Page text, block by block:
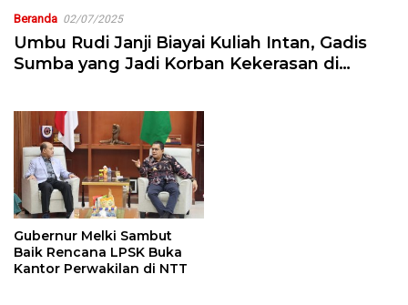
Beranda 02/07/2025
Umbu Rudi Janji Biayai Kuliah Intan, Gadis
Sumba yang Jadi Korban Kekerasan di
Gubernur Melki Sambut
Baik Rencana LPSK Buka
Kantor Perwakilan di NTT